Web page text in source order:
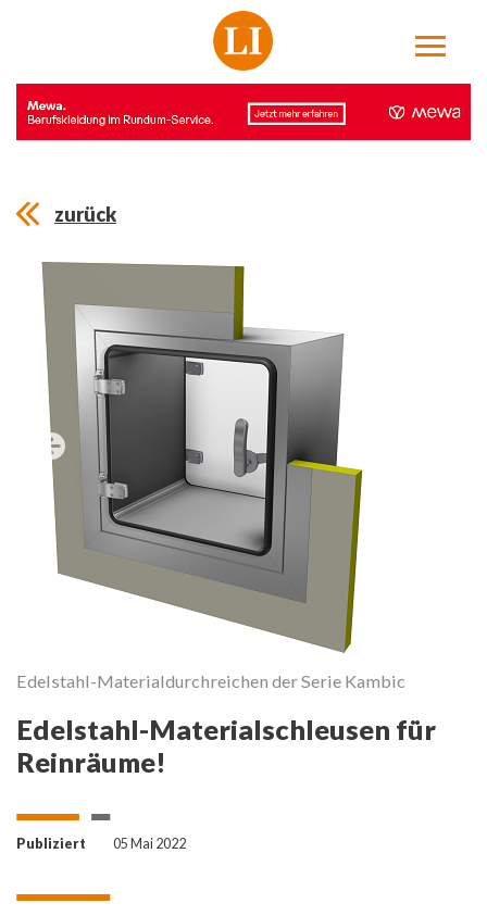
zurück
Edelstahl-Materialdurchreichen der Serie Kambic
Edelstahl-Materialschleusen für
Reinräume!
Publiziert 05 Mai 2022